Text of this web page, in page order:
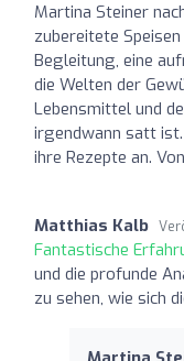
Martina Steiner
zubereitete
Begleitung, eine
die Welten der
Lebensmittel und
irgendwann satt
ihre Rezepte an.
Matthias Kalb
Fantastische
und die profunde
zu sehen, wie sich